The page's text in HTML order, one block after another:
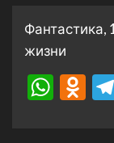
Фантастика,
жизни